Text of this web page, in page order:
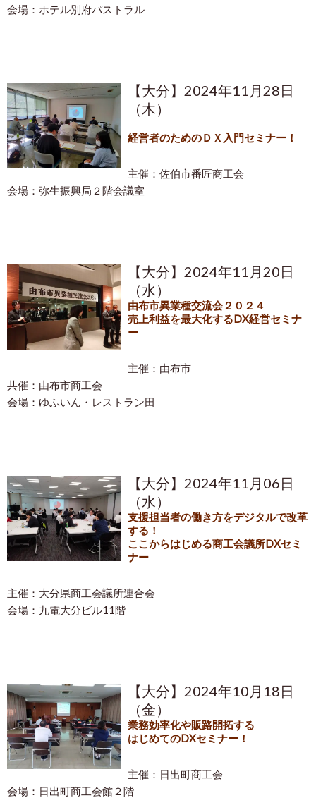
会場：ホテル別府パストラル
【大分】2024年11月28日
（木）
経営者のためのＤＸ入門セミナー！
主催：佐伯市番匠商工会
会場：弥生振興局２ 階会議室
【大分】2024年11月20日
（水）
由布市異業種交流会２０２４
売上利益を最大化するDX経営セミナ
ー
主催：由布市
共催：由布市商工会
会場：ゆふいん・レストラン田
【大分】2024年11月06日
（水）
支援担当者の働き方をデジタルで改革
する！
ここからはじめる商工会議所DXセミ
ナー
主催：大分県商工会議所連合会
会場：九電大分ビル11階
【大分】2024年10月18日
（金）
業務効率化や販路開拓する
はじめてのDXセミナー！
主催：日出町商工会
会場：日出町商工会館２階